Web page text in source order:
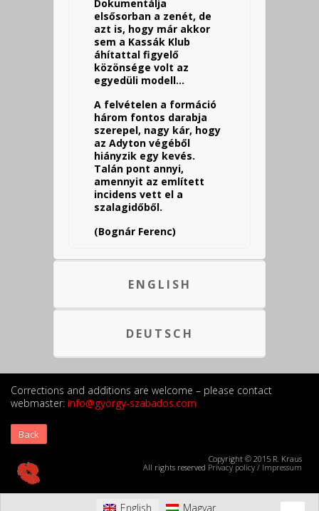
Dokumentálja
elsősorban a zenét, de
azt is, hogy már akkor
sem a Kassák Klub
áhítattal figyelő
közönsége volt az
egyedüli modell…
A felvételen a formáció
három fontos darabja
szerepel, nagy kár, hogy
az Adyton végéből
hiányzik egy kevés.
Talán pont annyi,
amennyit az említett
incidens vett el a
szalagidőből.
(Bognár Ferenc)
ENGLISH
DEUTSCH
Corrections and additions are welcome – please contact
webmaster: info@györgy-szabados.com
Back
Copyright © 2015 R. Kraus
All rights reserved Privacy policy / Impressum
English Magyar